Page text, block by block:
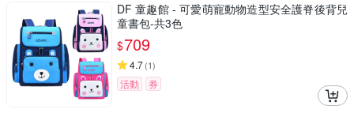
DF 童趣館 - 可愛萌寵動物造型安全護脊後背兒
童書包-共3色
$709
4.7(1)
活動 券